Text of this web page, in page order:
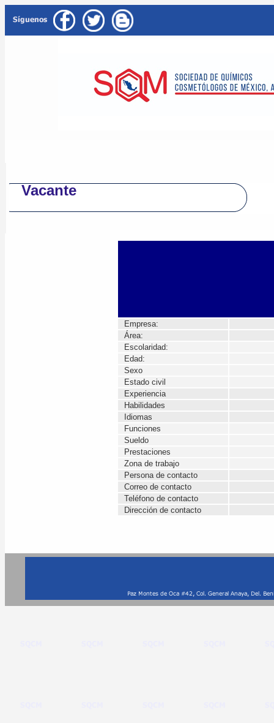
Vacante
Empresa:
Área:
Escolaridad:
Edad:
Sexo
Estado civil
Experiencia
Habilidades
Idiomas
Funciones
Sueldo
Prestaciones
Zona de trabajo
Persona de contacto
Correo de contacto
Teléfono de contacto
Dirección de contacto